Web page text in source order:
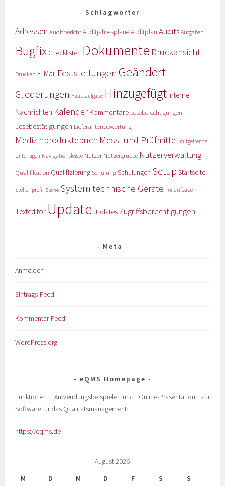
Schlagwörter
Adressen AuditberichtAuditjahrespläneAuditplan Audits Aufgaben
Bugfix Checklisten Dokumente Druckansicht
Drucken E-Mail Feststellungen Geändert
Gliederungen Hauptaufgabe Hinzugefügt Interne
Nachrichten KalenderKommentare Leseberechtigungen
Lesebestätigungen Lieferantenbewertung
Medizinproduktebuch Mess- und Prüfmittel mitgeltende
Unterlagen Navigationsleiste Nutzer Nutzergruppe Nutzerverwaltung
Qualifikation Qualifizierung Schulung Schulungen Setup Startseite
Stellenprofil Suche System technische Geräte Teilaufgabe
Texteditor Update Updates Zugriffsberechtigungen
Meta
Anmelden
Eintrags-Feed
Kommentar-Feed
WordPress.org
eQMS Homepage
Funktionen, Anwendungsbeispiele und Online-Präsentation zur
Software für das Qualitätsmanagement:
https://eqms.de
August 2026
M
D M D F S S